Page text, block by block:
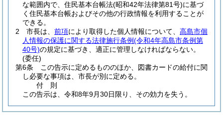
な範囲内で、住民基本台帳法(昭和42年法律第81号)に基づ
く住民基本台帳およびその他の行政情報を利用することが
できる。
2
市長は、 前項により取得した個人情報について、 高島市個
人情報の保護に関する法律施行条例(令和4年高島市条例第
40号)の規定に基づき、適正に管理しなければならない。
(委任)
第6条
この告示に定めるもののほか、図書カードの給付に関
し必要な事項は、市長が別に定める。
付 則
この告示は、令和8年9月30日限り、その効力を失う。